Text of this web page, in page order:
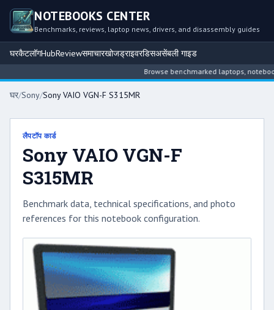
NOTEBOOKS CENTER
Benchmarks, reviews, laptop news, drivers, and disassembly guides
घरकैटलॉगHubReviewसमाचारखोजड्राइवरडिसअसेंबली गाइड
Browse benchmarked laptops,
घर/Sony/Sony VAIO VGN-F S315MR
लैपटॉप कार्ड
Sony VAIO VGN-F
S315MR
Benchmark data, technical specifications, and photo
references for this notebook configuration.